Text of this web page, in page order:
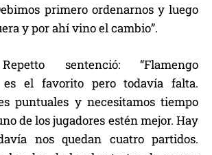
primero ordenarnos y luego
y por ahí vino el cambio”.
sentenció: “Flamengo
es el favorito pero todavía falta.
puntuales y necesitamos tiempo
de los jugadores estén mejor. Hay
nos quedan cuatro partidos.